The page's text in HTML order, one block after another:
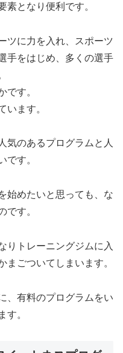
素となり便利です。
ツに力を入れ、スポーツ
手をはじめ、多くの選手
です。
います。
気のあるプログラムと人
です。
始めたいと思っても、な
です。
りトレーニングジムに入
まごついてしまいます。
、有料のプログラムをい
す。